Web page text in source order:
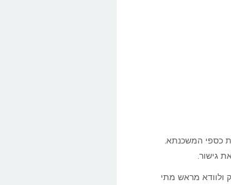
כספי המשכנתא.
גישור.
ולוודא מראש מתי